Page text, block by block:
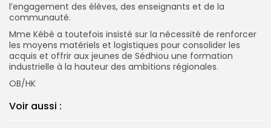
l’engagement des élèves, des enseignants et de la
communauté.
Mme Kébé a toutefois insisté sur la nécessité de renforcer
les moyens matériels et logistiques pour consolider les
acquis et offrir aux jeunes de Sédhiou une formation
industrielle à la hauteur des ambitions régionales.
OB/HK
Voir aussi :